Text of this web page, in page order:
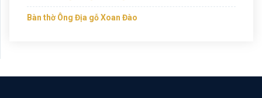
Bàn thờ Ông Địa gỗ Xoan Đào